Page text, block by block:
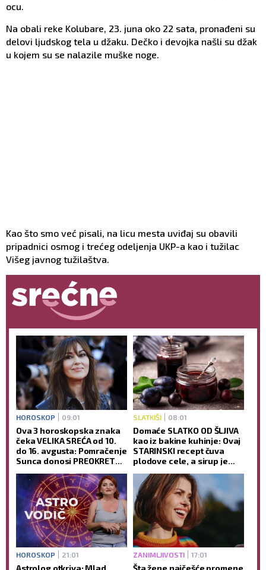
ocu.
Na obali reke Kolubare, 23. juna oko 22 sata, pronađeni su
delovi ljudskog tela u džaku. Dečko i devojka našli su džak
u kojem su se nalazile muške noge.
Kao što smo već pisali, na licu mesta uviđaj su obavili
pripadnici osmog i trećeg odeljenja UKP-a kao i tužilac
Višeg javnog tužilaštva.
HOROSKOP 09:01
Ova 3 horoskopska znaka
čeka VELIKA SREĆA od 10.
do 16. avgusta: Pomračenje
Sunca donosi PREOKRET
SLATKIŠI 08:01
Domaće SLATKO OD ŠLJIVA
kao iz bakine kuhinje: Ovaj
STARINSKI recept čuva
plodove cele, a sirup je
HOROSKOP 21:01 ZANIMLJIVOSTI 17:01